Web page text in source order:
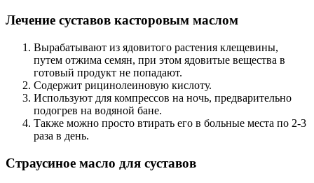
Лечение суставов касторовым маслом
Вырабатывают из ядовитого растения клещевины,
путем отжима семян, при этом ядовитые вещества в
готовый продукт не попадают.
Содержит рицинолеиновую кислоту.
Используют для компрессов на ночь, предварительно
подогрев на водяной бане.
Также можно просто втирать его в больные места по 2-3
раза в день.
Страусиное масло для суставов